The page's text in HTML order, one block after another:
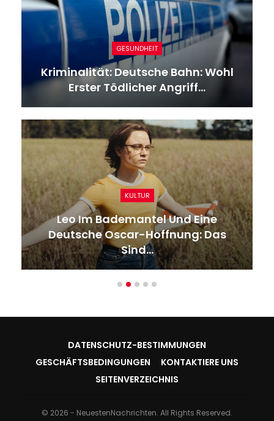
GESUNDHEIT
Kriminalität: Deutsche Bahn: Wohl
Erster Tödlicher Angriff…
KULTUR
Leo Im Bademantel Und Eine
Deutsche Oscar-Hoffnung: Das
Sind…
DATENSCHUTZ-BESTIMMUNGEN
GESCHÄFTSBEDINGUNGEN
KONTAKTIERE UNS
SEITENVERZEICHNIS
© 2026 - NeuestenNachrichten. All Rights Reserved.